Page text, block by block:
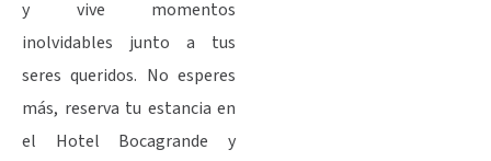
y vive momentos
inolvidables junto a tus
seres queridos. No esperes
más, reserva tu estancia en
el Hotel Bocagrande y